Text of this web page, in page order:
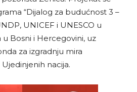
“Dijalog za budućnost 3 –
UNICEF i UNESCO u
Bosni i Hercegovini, uz
za izgradnju mira
nacija.